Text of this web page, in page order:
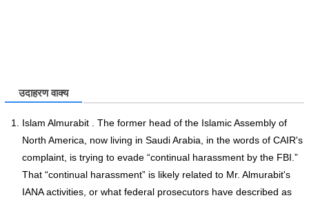
उदाहरण वाक्य
Islam Almurabit . The former head of the Islamic Assembly of
North America, now living in Saudi Arabia, in the words of CAIR's
complaint, is trying to evade “continual harassment by the FBI.”
That “continual harassment” is likely related to Mr. Almurabit's
IANA activities, or what federal prosecutors have described as